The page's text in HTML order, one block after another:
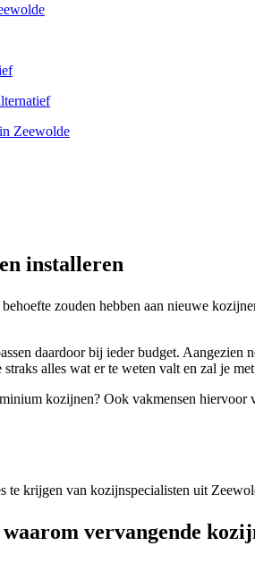
Zeewolde
installeren
zouden hebben aan nieuwe
daardoor bij ieder budget.
alles wat er te weten valt en zal je
kozijnen? Ook vakmensen
te krijgen van kozijnspecialisten uit
vervangende